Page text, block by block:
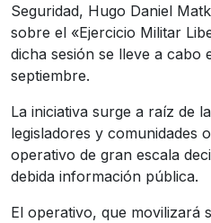
Seguridad, Hugo Daniel
sobre el «Ejercicio Militar
dicha sesión se lleve a cabo
septiembre.
La iniciativa surge a raíz de
legisladores y comunidades
operativo de gran escala
debida información pública.
El operativo, que movilizará